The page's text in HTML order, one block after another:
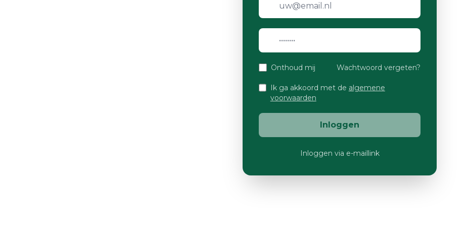
Onthoud mij Wachtwoord vergeten?
Ik ga akkoord met de algemene
voorwaarden
Inloggen
Inloggen via e-maillink